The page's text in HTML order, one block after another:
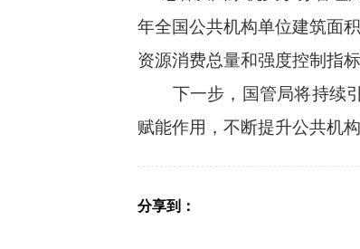
年全国公共机构单位建筑面
资源消费总量和强度控制指
下一步，国管局将持续引
赋能作用，不断提升公共机
分享到：